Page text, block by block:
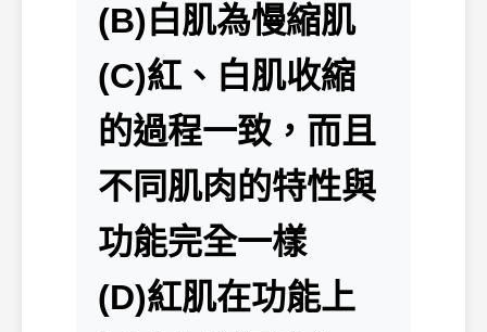
(B)白肌為慢縮肌
(C)紅、白肌收縮
的過程一致，而且
不同肌肉的特性與
功能完全一樣
(D)紅肌在功能上